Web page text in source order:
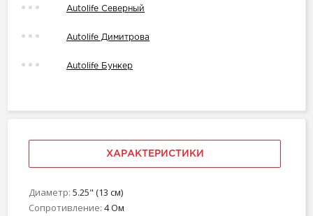
Autolife Северный
Autolife Димитрова
Autolife Бункер
ХАРАКТЕРИСТИКИ
Диаметр: 5.25" (13 см)
Сопротивление: 4 Ом